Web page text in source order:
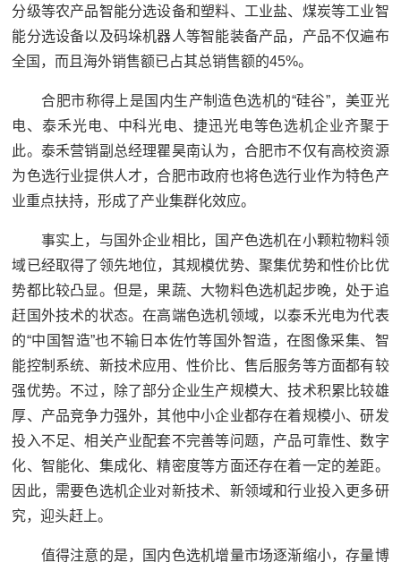
分级等农产品智能分选设备和塑料、工业盐、煤炭等工业智
能分选设备以及码垛机器人等智能装备产品，产品不仅遍布
全国，而且海外销售额已占其总销售额的45%。
合肥市称得上是国内生产制造色选机的“硅谷”，美亚光
电、泰禾光电、中科光电、捷迅光电等色选机企业齐聚于
此。泰禾营销副总经理瞿昊南认为，合肥市不仅有高校资源
为色选行业提供人才，合肥市政府也将色选行业作为特色产
业重点扶持，形成了产业集群化效应。
事实上，与国外企业相比，国产色选机在小颗粒物料领
域已经取得了领先地位，其规模优势、聚集优势和性价比优
势都比较凸显。但是，果蔬、大物料色选机起步晚，处于追
赶国外技术的状态。在高端色选机领域，以泰禾光电为代表
的“中国智造”也不输日本佐竹等国外智造，在图像采集、智
能控制系统、新技术应用、性价比、售后服务等方面都有较
强优势。不过，除了部分企业生产规模大、技术积累比较雄
厚、产品竞争力强外，其他中小企业都存在着规模小、研发
投入不足、相关产业配套不完善等问题，产品可靠性、数字
化、智能化、集成化、精密度等方面还存在着一定的差距。
因此，需要色选机企业对新技术、新领域和行业投入更多研
究，迎头赶上。
值得注意的是，国内色选机增量市场逐渐缩小，存量博